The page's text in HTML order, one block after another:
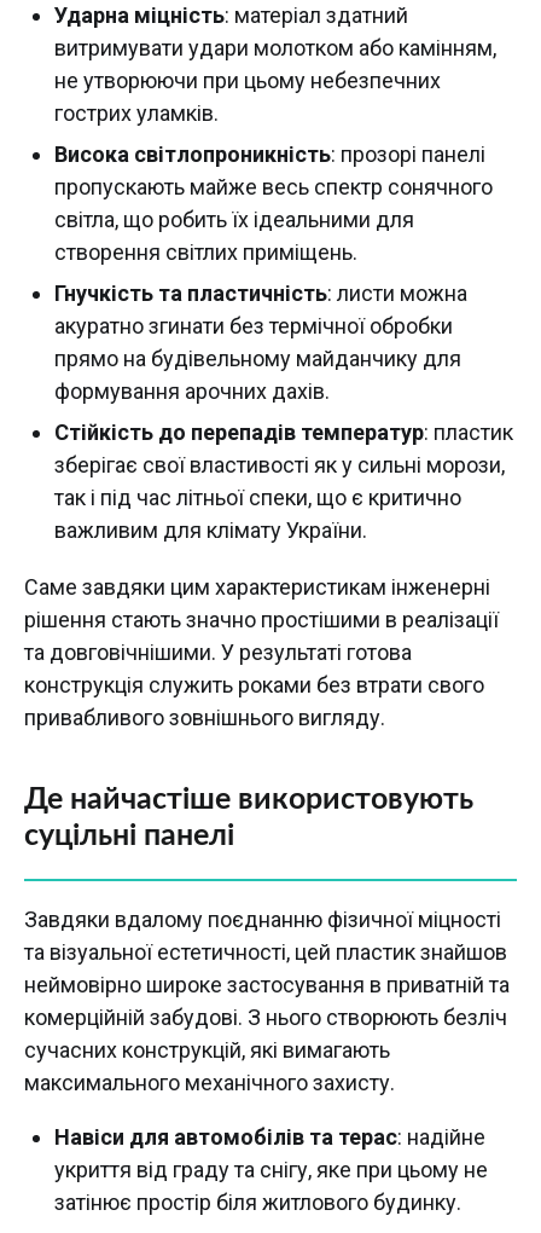
Ударна міцність: матеріал здатний
витримувати удари молотком або камінням,
не утворюючи при цьому небезпечних
гострих уламків.
Висока світлопроникність: прозорі панелі
пропускають майже весь спектр сонячного
світла, що робить їх ідеальними для
створення світлих приміщень.
Гнучкість та пластичність: листи можна
акуратно згинати без термічної обробки
прямо на будівельному майданчику для
формування арочних дахів.
Стійкість до перепадів температур: пластик
зберігає свої властивості як у сильні морози,
так і під час літньої спеки, що є критично
важливим для клімату України.
Саме завдяки цим характеристикам інженерні
рішення стають значно простішими в реалізації
та довговічнішими. У результаті готова
конструкція служить роками без втрати свого
привабливого зовнішнього вигляду.
Де найчастіше використовують
суцільні панелі
Завдяки вдалому поєднанню фізичної міцності
та візуальної естетичності, цей пластик знайшов
неймовірно широке застосування в приватній та
комерційній забудові. З нього створюють безліч
сучасних конструкцій, які вимагають
максимального механічного захисту.
Навіси для автомобілів та терас: надійне
укриття від граду та снігу, яке при цьому не
затінює простір біля житлового будинку.